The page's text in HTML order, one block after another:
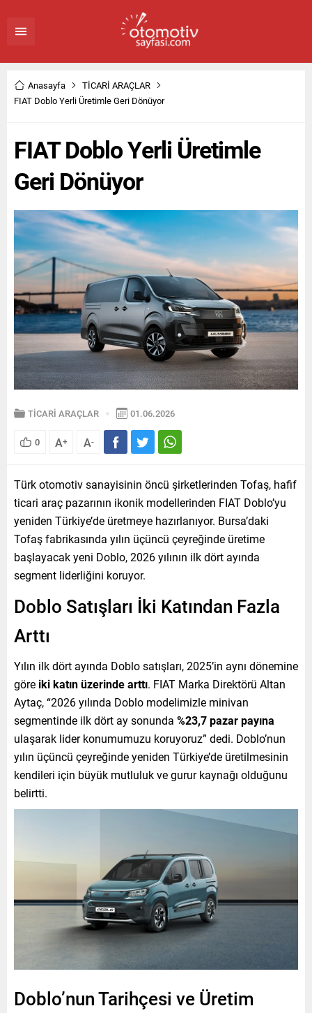
Anasayfa
TİCARİ ARAÇLAR
FIAT Doblo Yerli Üretimle Geri Dönüyor
FIAT Doblo Yerli Üretimle
Geri Dönüyor
TİCARİ ARAÇLAR 01.06.2026
0 A+ A-
Türk otomotiv sanayisinin öncü şirketlerinden Tofaş, hafif
ticari araç pazarının ikonik modellerinden FIAT Doblo’yu
yeniden Türkiye’de üretmeye hazırlanıyor. Bursa’daki
Tofaş fabrikasında yılın üçüncü çeyreğinde üretime
başlayacak yeni Doblo, 2026 yılının ilk dört ayında
segment liderliğini koruyor.
Doblo Satışları İki Katından Fazla
Arttı
Yılın ilk dört ayında Doblo satışları, 2025’in aynı dönemine
göre iki katın üzerinde arttı. FIAT Marka Direktörü Altan
Aytaç, “2026 yılında Doblo modelimizle minivan
segmentinde ilk dört ay sonunda %23,7 pazar payına
ulaşarak lider konumumuzu koruyoruz” dedi. Doblo’nun
yılın üçüncü çeyreğinde yeniden Türkiye’de üretilmesinin
kendileri için büyük mutluluk ve gurur kaynağı olduğunu
belirtti.
Doblo’nun Tarihçesi ve Üretim